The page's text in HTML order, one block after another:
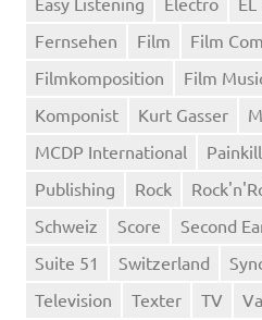
Fernsehen
Film
Film
Filmkomposition
Film
Komponist
Kurt Gasser
MCDP International
Publishing
Rock
Schweiz
Score Second
Suite 51
Switzerland
Television
Texter TV